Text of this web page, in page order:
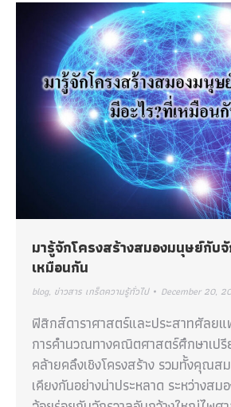
มารู้จักโครงสร้างสมองมนุษย์กับ
เหมือนกัน
blog, ข่าวสาร เกร็ดความรู้ทั่วไป December 20,
ฟิสิกส์ดาราศาสตร์และประสาทศัลยแ
การคำนวณทางคณิตศาสตร์ศึกษาเปรี
คล้ายคลึงเชิงโครงสร้าง รวมทั้งคุณ
เคียงกันอย่างน่าประหลาด ระหว่างส